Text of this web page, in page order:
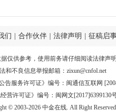
们 合作伙伴 法律声明 征稿启
仅供参考，使用前务请仔细阅读法律声明
和不良信息举报邮箱： zixun@cnfol.net
服务许可证》编号：闽通信互联网
经营许可证》编号：闽网文[2017]6399130
© 2003-2026 中金在线. All Right